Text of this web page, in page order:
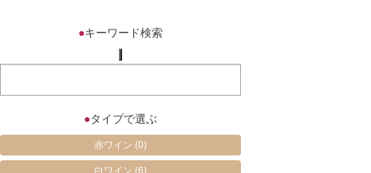
●キーワード検索
●タイプで選ぶ
赤ワイン(0)
白ワイン(6)